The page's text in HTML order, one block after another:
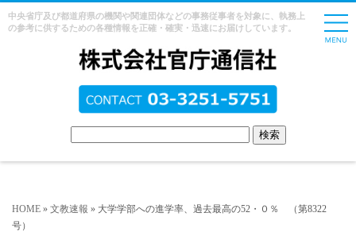
中央省庁及び都道府県の機関や関連団体などの事務従事者を対象に、執務上
の参考に供するための各種情報を正確・確実・迅速にお届けしています。
HOME » 文教速報 » 大学学部への進学率、過去最高の52・０％ （第8322
号）